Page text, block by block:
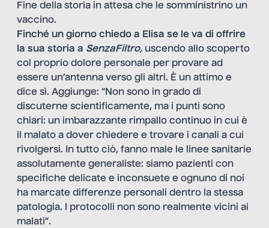
Fine della storia in attesa che le somministrino un
vaccino.
Finché un giorno chiedo a Elisa se le va di offrire
la sua storia a SenzaFiltro, uscendo allo scoperto
col proprio dolore personale per provare ad
essere un’antenna verso gli altri. È un attimo e
dice sì. Aggiunge: “Non sono in grado di
discuterne scientificamente, ma i punti sono
chiari: un imbarazzante rimpallo continuo in cui è
il malato a dover chiedere e trovare i canali a cui
rivolgersi. In tutto ciò, fanno male le linee sanitarie
assolutamente generaliste: siamo pazienti con
specifiche delicate e inconsuete e ognuno di noi
ha marcate differenze personali dentro la stessa
patologia. I protocolli non sono realmente vicini ai
malati”.